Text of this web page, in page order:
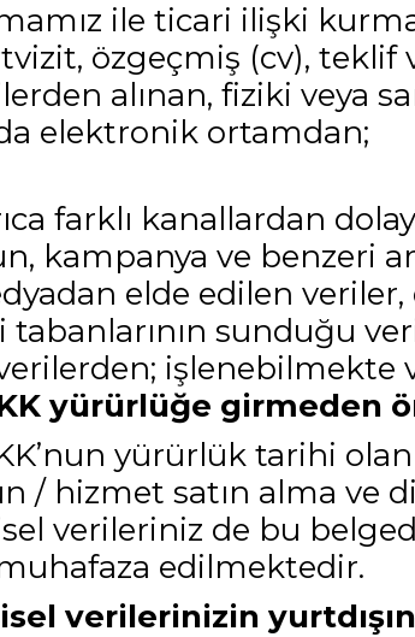
ile ticari ilişki
özgeçmiş (cv), teklif
alınan, fiziki veya
elektronik ortamdan;
farklı kanallardan
kampanya ve benzeri
elde edilen
tabanlarının sunduğu
işlenebilmekte
yürürlüğe girmeden
yürürlük tarihi
/ hizmet satın alma ve
verileriniz de bu
edilmektedir.
verilerinizin